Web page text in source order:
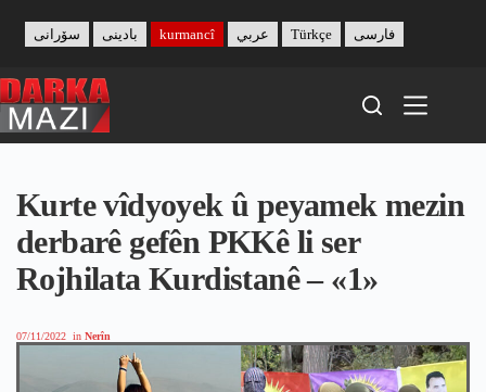
content
بادینی سۆرانی kurmancî عربي Türkçe فارسی
Kurte vîdyoyek û peyamek mezin
derbarê gefên PKKê li ser
Rojhilata Kurdistanê – «1»
07/11/2022 in Nerîn